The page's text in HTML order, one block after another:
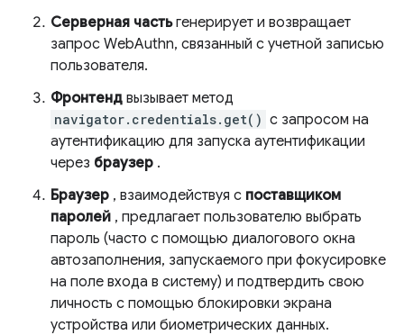
Серверная частьгенерирует и возвращает
запрос WebAuthn, связанный с учетной записью
пользователя.
Фронтенд вызывает метод
navigator.credentials.get() с запросом на
аутентификацию для запуска аутентификации
через браузер .
Браузер , взаимодействуя с поставщиком
паролей , предлагает пользователю выбрать
пароль (часто с помощью диалогового окна
автозаполнения, запускаемого при фокусировке
на поле входа в систему) и подтвердить свою
личность с помощью блокировки экрана
устройства или биометрических данных.